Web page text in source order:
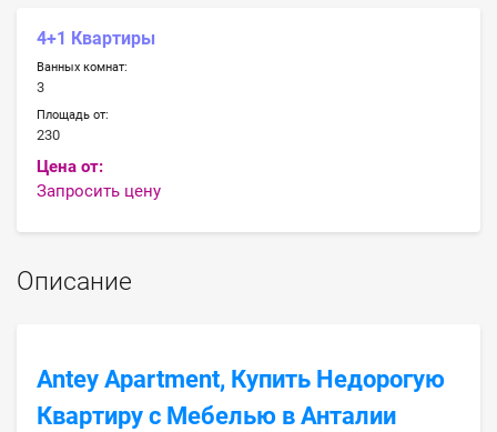
4+1 Квартиры
Ванных комнат:
3
Площадь от:
230
Цена от:
Запросить цену
Описание
Antey Apartment, Купить Недорогую
Квартиру с Мебелью в Анталии